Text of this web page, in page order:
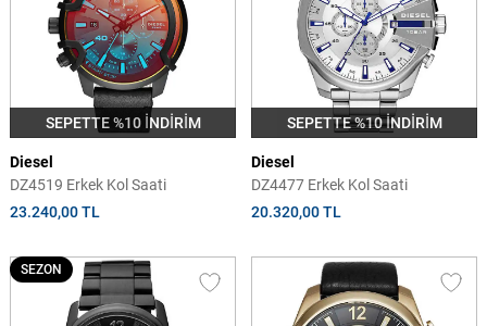
SEPETTE %10 İNDİRİM
Diesel
DZ4519 Erkek Kol Saati
23.240,00 TL
SEPETTE %10 İNDİRİM
Diesel
DZ4477 Erkek Kol Saati
20.320,00 TL
SEZON